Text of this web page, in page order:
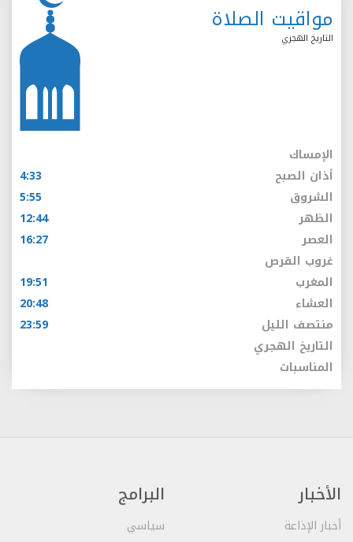
مواقيت الصلاة
التاريخ الهجري
الإمساك
أذان الصبح
4:33
الشروق
5:55
الظهر
12:44
العصر
16:27
غروب القرص
المغرب
19:51
العشاء
20:48
منتصف الليل
23:59
التاريخ الهجري
المناسبات
الأخبار
أخبار الإذاعة
البرامج
سياسي